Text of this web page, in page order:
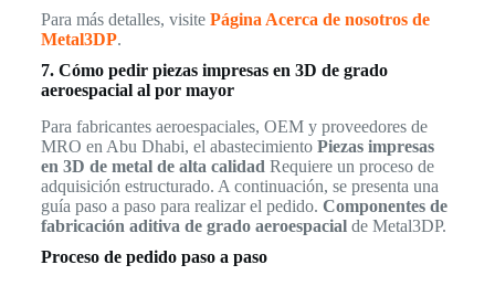
Para más detalles, visite Página Acerca de nosotros de
Metal3DP.
7. Cómo pedir piezas impresas en 3D de grado
aeroespacial al por mayor
Para fabricantes aeroespaciales, OEM y proveedores de
MRO en Abu Dhabi, el abastecimiento Piezas impresas
en 3D de metal de alta calidad Requiere un proceso de
adquisición estructurado. A continuación, se presenta una
guía paso a paso para realizar el pedido. Componentes de
fabricación aditiva de grado aeroespacialde Metal3DP.
Proceso de pedido paso a paso